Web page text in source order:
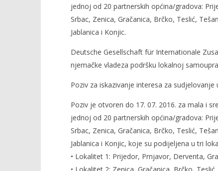
NOW VIEWING
Bespovratna sredstva za
2016.
Kraj
2016.
jednoj od 20 partnerskih općina/gradova:
Srbac, Zenica, Gračanica, Brčko, Teslić,
Jablanica i Konjic.
Deutsche Gesellschaft für Internationale
njemačke vladeza podršku lokalnoj
Poziv za iskazivanje interesa za
Poziv je otvoren do 17. 07. 2016. za mala i
jednoj od 20 partnerskih općina/gradova:
Srbac, Zenica, Gračanica, Brčko, Teslić,
Jablanica i Konjic, koje su podijeljena u tri
• Lokalitet 1: Prijedor, Prnjavor, Derventa,